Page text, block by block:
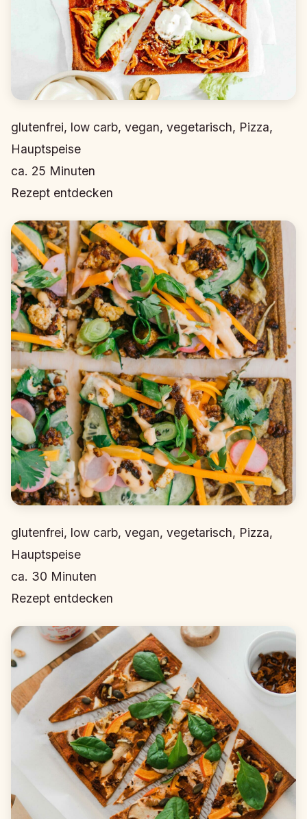
glutenfrei, low carb, vegan, vegetarisch, Pizza,
Hauptspeise
ca. 25 Minuten
Rezept entdecken
glutenfrei, low carb, vegan, vegetarisch, Pizza,
Hauptspeise
ca. 30 Minuten
Rezept entdecken